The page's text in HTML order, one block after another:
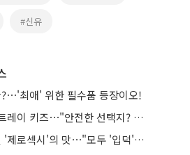
#신유
최애' 위한 필수품 등장이오!
이것저것 '다 되는' 스트레이 키즈⋯"안전한 선택지? 도전이 재밌죠"
나우즈, 올여름 물들일 '제로섹시'의 맛⋯"모두 '입덕'시킬 것"